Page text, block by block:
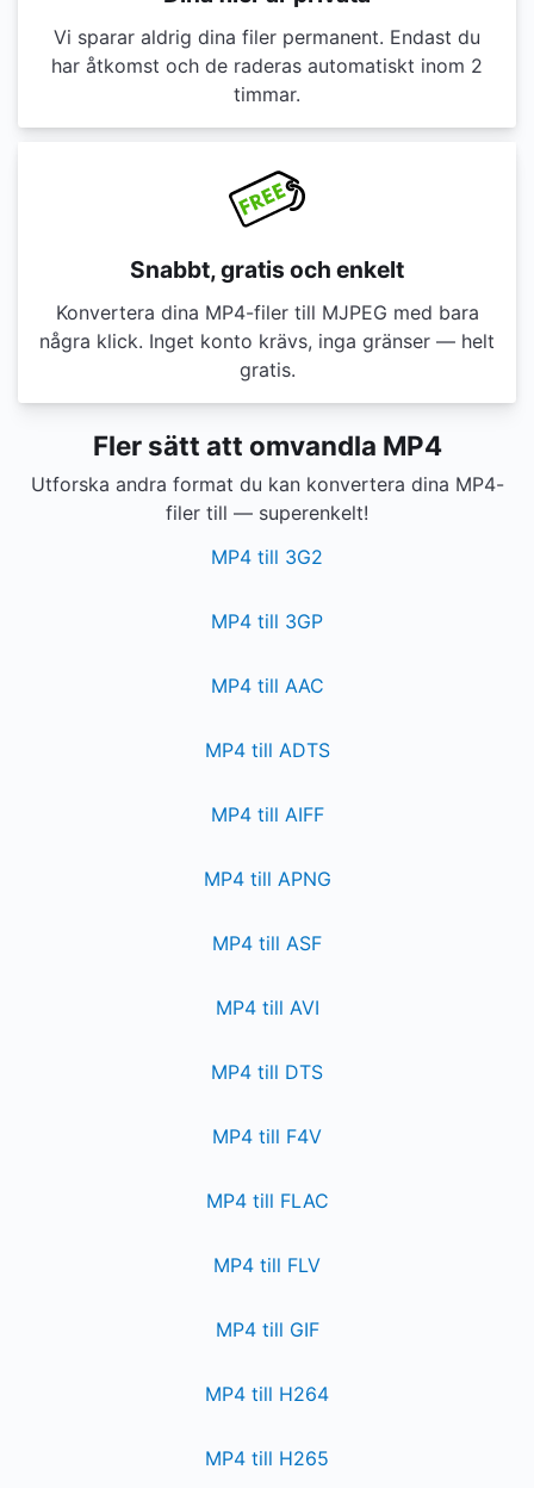
Vi sparar aldrig dina filer permanent. Endast du
har åtkomst och de raderas automatiskt inom 2
timmar.
Snabbt, gratis och enkelt
Konvertera dina MP4-filer till MJPEG med bara
några klick. Inget konto krävs, inga gränser — helt
gratis.
Fler sätt att omvandla MP4
Utforska andra format du kan konvertera dina MP4-
filer till — superenkelt!
MP4 till 3G2
MP4 till 3GP
MP4 till AAC
MP4 till ADTS
MP4 till AIFF
MP4 till APNG
MP4 till ASF
MP4 till AVI
MP4 till DTS
MP4 till F4V
MP4 till FLAC
MP4 till FLV
MP4 till GIF
MP4 till H264
MP4 till H265